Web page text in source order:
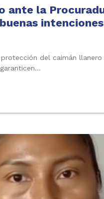
ante la
del caimán llanero